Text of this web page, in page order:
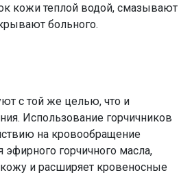
кожи теплой водой, смазывают
больного.
с той же целью, что и
Использование горчичников
на кровообращение
эфирного горчичного масла,
и расширяет кровеносные